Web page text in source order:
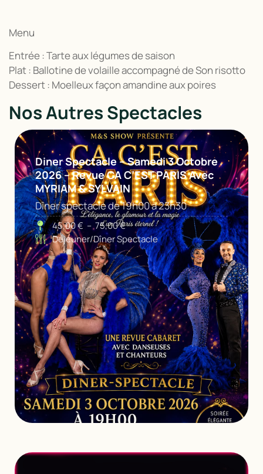
Menu
Entrée : Tarte aux légumes de saison
Plat : Ballotine de volaille accompagné de Son risotto
Dessert : Moelleux façon amandine aux poires
Nos Autres Spectacles
Diner Spectacle – Samedi 3 Octobre
2026 – Revue CA C’EST PARIS Avec
MYRIAM & SYLVAIN
Dîner spectacle de 19h00 à 23h30
45,00€ –75,00€
Déjeuner/Dîner Spectacle